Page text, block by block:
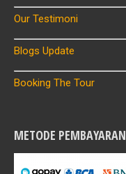
Our Testimoni
Blogs Update
Booking The Tour
METODE PEMBAYARAN